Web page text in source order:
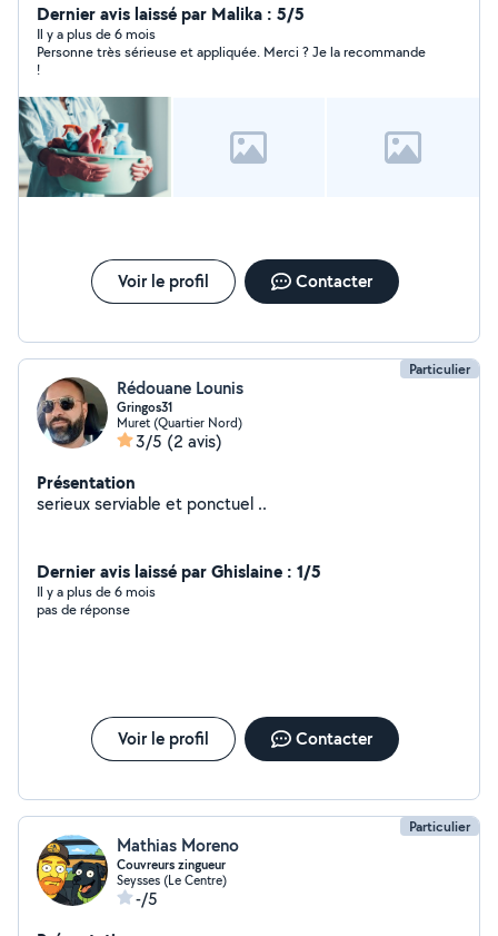
sol, des surfaces, des sanitaires, et même le repassage.
Je suis disponible tout les jours de la semaine. Je peux
me déplacer en voiture. Mes tarifs sont abordables et je
peux fournir des références si besoin. Si vous souhaitez
une maison étincelante de propriété, n'hésitez pas à me
contacter sur message privé.
Dernier avis laissé par Malika : 5/5
Il y a plus de 6 mois
Personne très sérieuse et appliquée. Merci ? Je la recommande
!
Voir le profil Contacter
Particulier
Rédouane Lounis
Gringos31
Muret (Quartier Nord)
3/5 (2 avis)
Présentation
serieux serviable et ponctuel ..
Dernier avis laissé par Ghislaine : 1/5
Il y a plus de 6 mois
pas de réponse
Voir le profil Contacter
Particulier
Mathias Moreno
Couvreurs zingueur
Seysses (Le Centre)
-/5